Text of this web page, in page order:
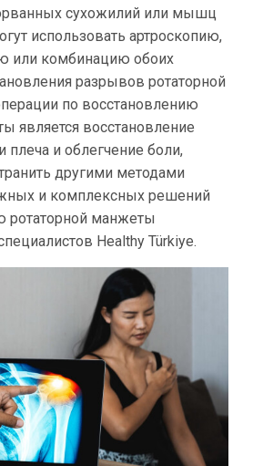
сухожилий или мышц
использовать артроскопию,
или комбинацию обоих
разрывов ротаторной
по восстановлению
является восстановление
плеча и облегчение боли,
другими методами
и комплексных решений
ротаторной манжеты
Healthy Türkiye.